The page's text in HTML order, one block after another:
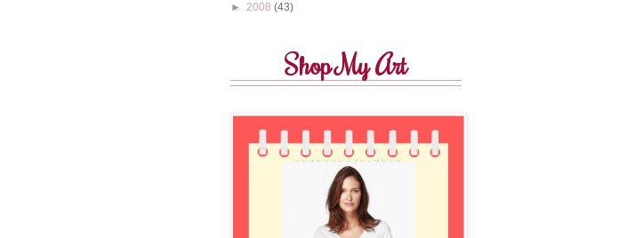
► 2008 (43)
Shop My Art